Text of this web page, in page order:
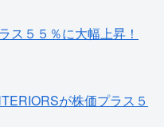
５５％に大幅上昇！
が株価プラス５